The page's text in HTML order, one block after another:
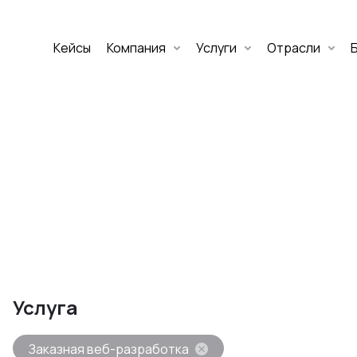
Кейсы Компания Услуги Отрасли
Услуга
Заказная веб-разработка